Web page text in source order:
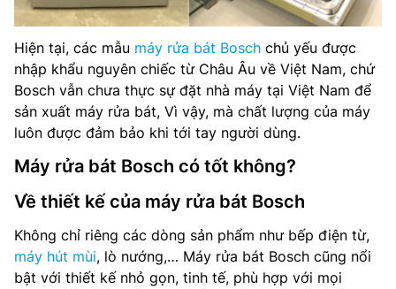
Hiện tại, các mẫu máy rửa bát Bosch chủ yếu được
nhập khẩu nguyên chiếc từ Châu Âu về Việt Nam, chứ
Bosch vẫn chưa thực sự đặt nhà máy tại Việt Nam để
sản xuất máy rửa bát, Vì vậy, mà chất lượng của máy
luôn được đảm bảo khi tới tay người dùng.
Máy rửa bát Bosch có tốt không?
Về thiết kế của máy rửa bát Bosch
Không chỉ riêng các dòng sản phẩm như bếp điện từ,
máy hút mùi, lò nướng,… Máy rửa bát Bosch cũng nổi
bật với thiết kế nhỏ gọn, tinh tế, phù hợp với mọi